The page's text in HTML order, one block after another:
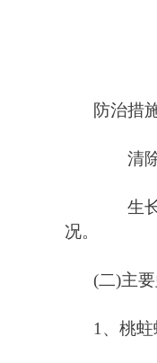
防治措
清除
生长
况。
(二)主
1 、桃